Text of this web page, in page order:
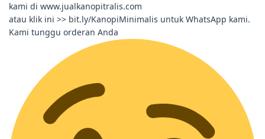
kami di www.jualkanopitralis.com
atau klik ini >> bit.ly/KanopiMinimalis untuk WhatsApp kami.
Kami tunggu orderan Anda